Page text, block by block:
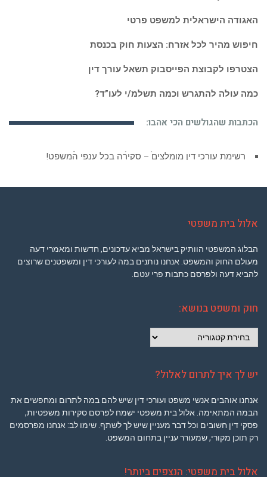
האגודה הישראלית למשפט פרטי
חיפוש מהיר לכל אזרח: הצעות חוק בכנסת
הצטרפו לקבוצת הפייסבוק תשאל עורך דין
כמה עולה להתגרש וכמה תשלמ/י לעו”ד?
הכתבות שהגולשים הכי אהבו:
רשימת עורכי דין מומלצים – סקירה בכל ענפי המשפט!
אלול בית משפטי
הבלוג המשפטי הוותיק בישראל מביא עדכונים, חדשות ומאמרי דעה
מעולם החוק והמשפט. אנחנו נותנים במה לעורכי דין ומשפטנים שרוצים
להביא דעה ולפרסם כתבות פרי עטם.
חוק ומשפט בנושא:
ומשפט
יש לך איך לתרום לאלול?
אנחנו אוהבים אנשי משפט ועורכי דין שיש להם במה לתרום ומחפשים את
הבמה המתאימה. אלול בית משפטי ישמח לפרסם סקירות משפטיות,
פסקי דין חשובים וכל דבר מעניין שיש לך לשתף. שימו לב: אנחנו מפרסמים
רק תוכן מקורי, שמעורר עניין בתחום המשפט.
אלול בית משפטי: הנצפים ביותר!